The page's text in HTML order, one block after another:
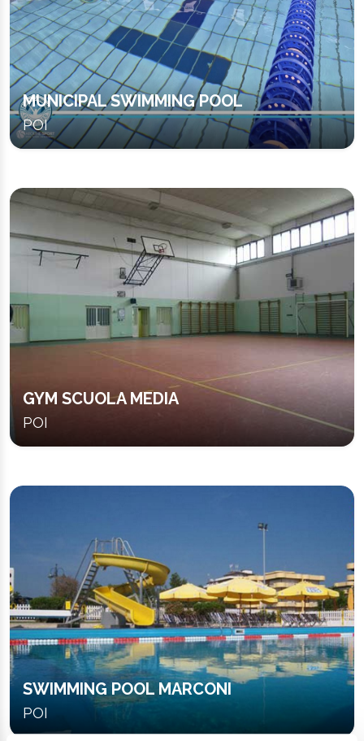
MUNICIPAL SWIMMING POOL
POI
GYM SCUOLA MEDIA
POI
SWIMMING POOL MARCONI
POI